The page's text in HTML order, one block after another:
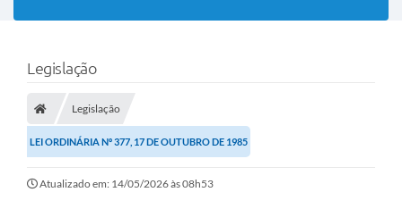
Legislação
Legislação
LEI ORDINÁRIA Nº 377, 17 DE OUTUBRO DE 1985
Atualizado em: 14/05/2026 às 08h53